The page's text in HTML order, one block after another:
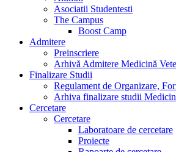
Asociatii Studentesti
The Campus
Boost Camp
Admitere
Preinscriere
Arhivă Admitere Medicină
Finalizare Studii
Regulament de Organizare,
Arhiva finalizare studii
Cercetare
Cercetare
Laboratoare de cercetare
Proiecte